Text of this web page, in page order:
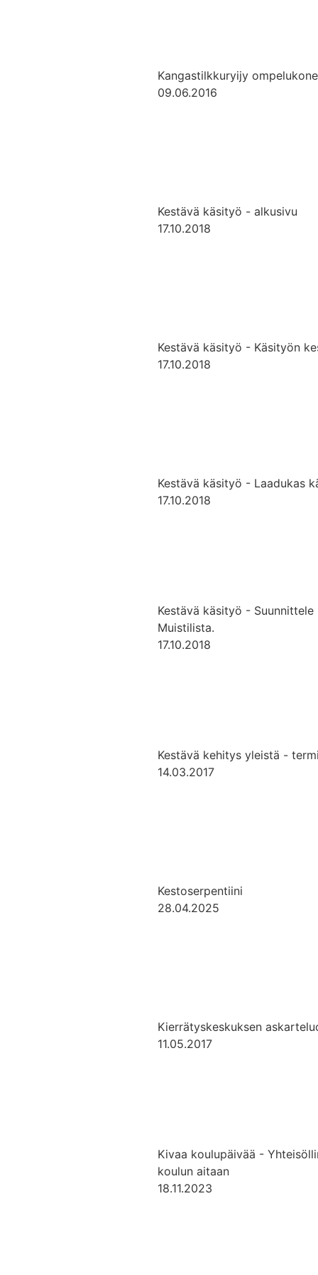
Kangastilkkuryijy
09.06.2016
Kestävä käsityö - alkusivu
17.10.2018
Kestävä käsityö - Käsityön
17.10.2018
Kestävä käsityö - Laadukas
17.10.2018
Kestävä käsityö -
Muistilista.
17.10.2018
Kestävä kehitys yleistä -
14.03.2017
Kestoserpentiini
28.04.2025
Kierrätyskeskuksen
11.05.2017
Kivaa koulupäivää -
koulun aitaan
18.11.2023